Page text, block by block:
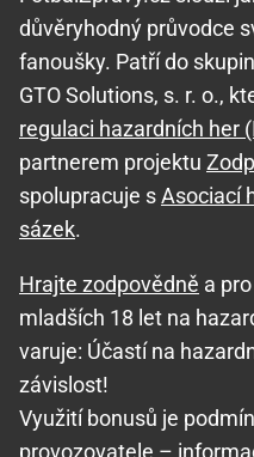
důvěryhodný průvodce
fanoušky. Patří do
GTO Solutions, s. r. o.,
regulaci hazardních her
partnerem projektu
spolupracuje sAsociací
sázek.
Hrajte zodpovědně a
mladších 18 let na
varuje: Účastí na
závislost!
Využití bonusů je
provozovatele –